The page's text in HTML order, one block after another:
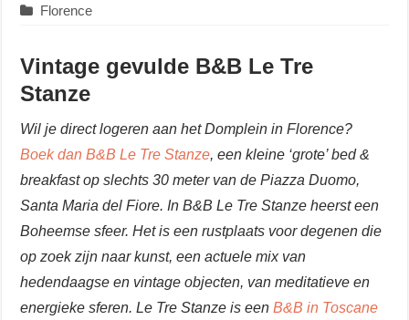
Florence
Vintage gevulde B&B Le Tre
Stanze
Wil je direct logeren aan het Domplein in Florence?
Boek dan B&B Le Tre Stanze, een kleine ‘grote’ bed &
breakfast op slechts 30 meter van de Piazza Duomo,
Santa Maria del Fiore. In B&B Le Tre Stanze heerst een
Boheemse sfeer. Het is een rustplaats voor degenen die
op zoek zijn naar kunst, een actuele mix van
hedendaagse en vintage objecten, van meditatieve en
energieke sferen. Le Tre Stanze is eenB&B in Toscane